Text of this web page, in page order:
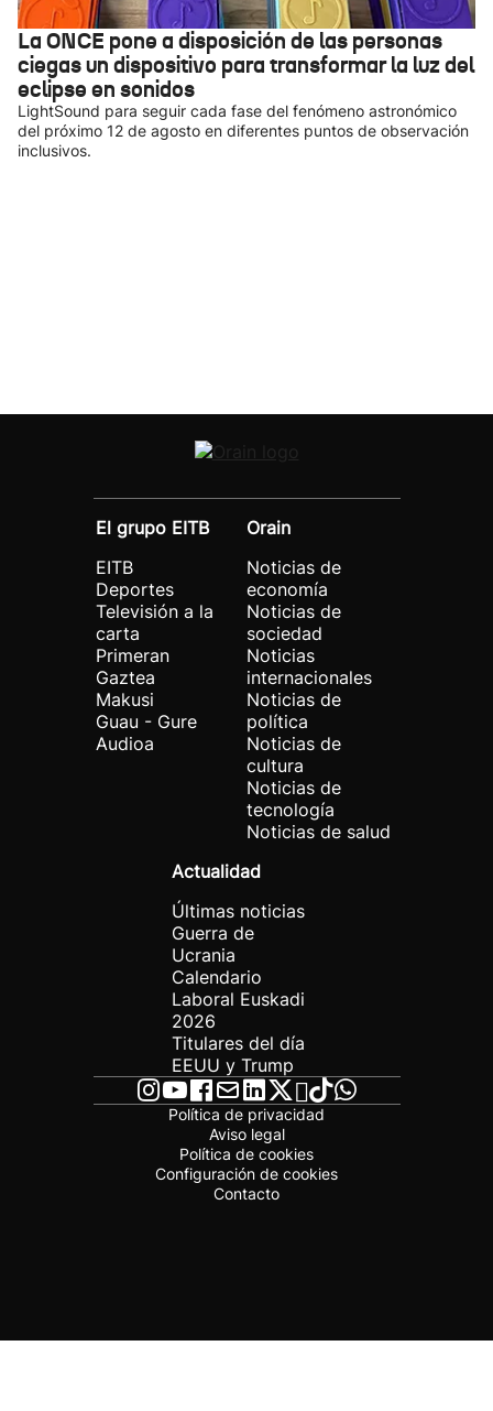
La ONCE pone a disposición de las personas
ciegas un dispositivo para transformar la luz del
eclipse en sonidos
LightSound para seguir cada fase del fenómeno astronómico
del próximo 12 de agosto en diferentes puntos de observación
inclusivos.
El grupo EITB
EITB
Deportes
Televisión a la
carta
Primeran
Gaztea
Makusi
Guau - Gure
Audioa
Orain
Noticias de
economía
Noticias de
sociedad
Noticias
internacionales
Noticias de
política
Noticias de
cultura
Noticias de
tecnología
Noticias de salud
Actualidad
Últimas noticias
Guerra de
Ucrania
Calendario
Laboral Euskadi
2026
Titulares del día
EEUU y Trump
Política de privacidad
Aviso legal
Política de cookies
Configuración de cookies
Contacto